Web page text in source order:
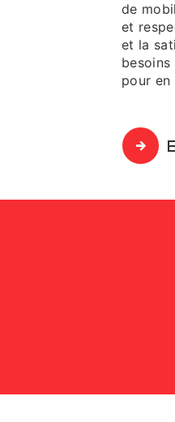
de
et
et la
pour en